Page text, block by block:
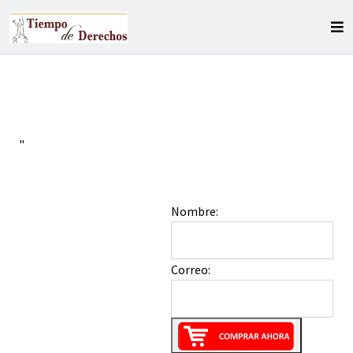
"
Nombre:
Correo: